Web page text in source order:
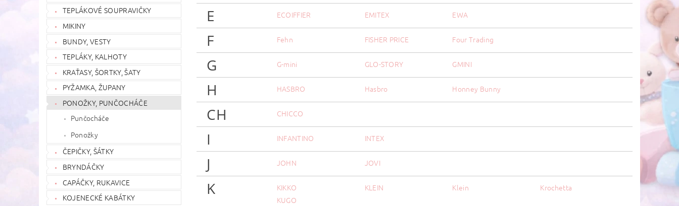
TEPLÁKOVÉ SOUPRAVIČKY
MIKINY
BUNDY, VESTY
TEPLÁKY, KALHOTY
KRAŤASY, ŠORTKY, ŠATY
PYŽAMKA, ŽUPANY
PONOŽKY, PUNČOCHÁČE
Punčocháče
Ponožky
ČEPIČKY, ŠÁTKY
BRYNDÁČKY
CAPÁČKY, RUKAVICE
KOJENECKÉ KABÁTKY
E ECOIFFIER EMITEX EWA
F Fehn FISHER PRICE Four Trading
G G-mini GLO-STORY GMINI
H HASBRO Hasbro Honney Bunny
CH CHICCO
I INFANTINO INTEX
J JOHN JOVI
K KIKKO KLEIN Klein
Krochetta
KUGO